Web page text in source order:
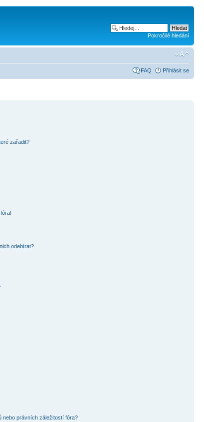
Pokročilé hledání
FAQ Přihlásit se
zařadit?
odebírat?
nebo právních záležitostí fóra?